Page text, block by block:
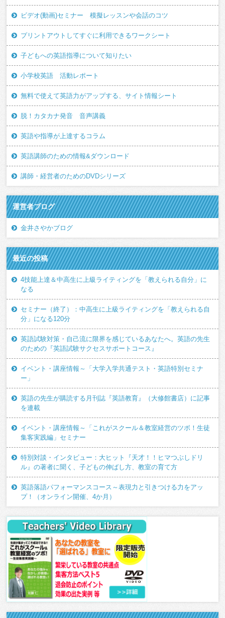
ビデオ(動画)セミナー 模擬レッスンや会話のコツ
プリントアウトしてすぐに利用できるワークシート
子どもへの英語指導について知りたい
小学校英語 活動レポート
無料で使えて英語力がアップする、サイト情報シート
脱！カタカナ発音 音声講義
英語や指導が上達するコラム
英語講師のための情報&ダウンロード
講師・経営者のためのDVDシリーズ
運営者ブログ
金井さやかブログ
最近の投稿
4技能上達＆中高生に上級ライティングを「教えられる自分」に
なる
セミナー（終了）：中高生に上級ライティングを「教えられる自
分」になる120分
英語試験対策・自己流に限界を感じているあなたへ。英語の先生
のための『英語試験サクセスサポートコース』
イベント・講座情報～「大学入学共通テスト・英語特別セミナ
ー」
英語の先生が購読する月刊誌『英語教育』（大修館書店）に記事
を連載
イベント・講座情報～「これがスクール＆教室経営のツボ！生徒
集客実践編」セミナー
特別対談・インタビュー：大ヒット『天才！！ヒマつぶしドリ
ル』の著者に聞く、子どもの伸ばし方、教室の育て方
英語落語パフォーマンスコース～表現力と引きつける力をアッ
プ！（オンライン開催、4か月）